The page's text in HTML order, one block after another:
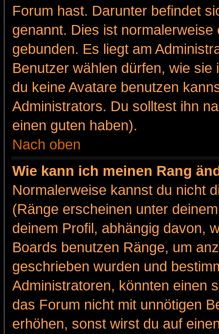
Forum hast. Darunter befindet
genannt. Dies ist
gebunden. Es liegt am
Benutzer wählen dürfen, wie
du keine Avatare benutzen
Administrators. Du solltest ihn
einen guten haben).
Nach oben
Wie kann ich meinen Rang
Normalerweise kannst du nicht
(Ränge erscheinen unter
deinem Profil, abhängig davon,
Boards benutzen Ränge, um
geschrieben wurden und
Administratoren, könnten einen
das Forum nicht mit unnötigen
erhöhen, sonst wirst du auf